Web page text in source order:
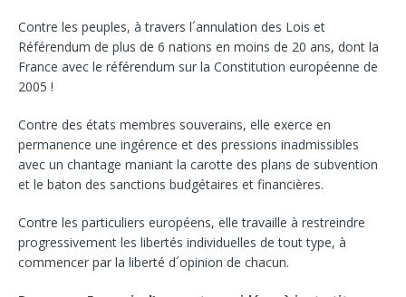
Contre les peuples, à travers l´annulation des Lois et
Référendum de plus de 6 nations en moins de 20 ans, dont la
France avec le référendum sur la Constitution européenne de
2005 !
Contre des états membres souverains, elle exerce en
permanence une ingérence et des pressions inadmissibles
avec un chantage maniant la carotte des plans de subvention
et le baton des sanctions budgétaires et financières.
Contre les particuliers européens, elle travaille à restreindre
progressivement les libertés individuelles de tout type, à
commencer par la liberté d´opinion de chacun.